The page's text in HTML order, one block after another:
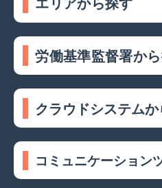
労働基準監督署か
クラウドシステム
コミュニケーション